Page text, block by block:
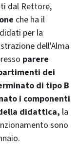
dal Rettore,
che ha il
per la
dell'Alma
parere
dei
di tipo B
i componenti
didattica, la
sono